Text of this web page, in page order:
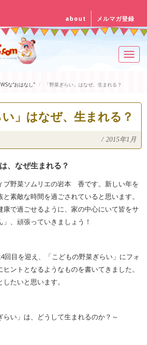
about メルマガ登録
な“おはなし” 「野菜ぎらい」はなぜ、生まれる？
い」はなぜ、生まれる？
/ 2015年1月
、なぜ生まれる？
ブ野菜ソムリエの岩本 香です。新しい年を
素敵な時間を過ごされていると思います。
康で過ごせるように、家の中心にいて皆をサ
、頑張っていきましょう！
回目を迎え、「こどもの野菜ぎらい」にフォ
ントとなるようなものを書いてきました。
たいと思います。
らい」は、どうして生まれるのか？～